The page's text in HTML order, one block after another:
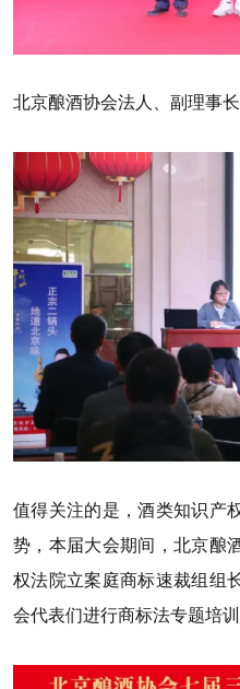
北京酿酒协会法人、副理事
值得关注的是，酒类知识产
势，本届大会期间，北京酿
权法院立案庭商标速裁组组
会代表们进行商标法专题培训